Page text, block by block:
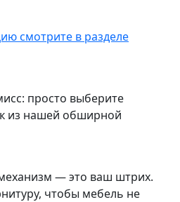
смотрите в разделе
просто выберите
из нашей обширной
— это ваш штрих.
чтобы мебель не